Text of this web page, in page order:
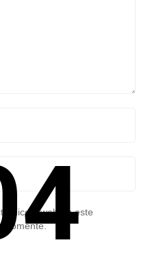
y web en este
comente.